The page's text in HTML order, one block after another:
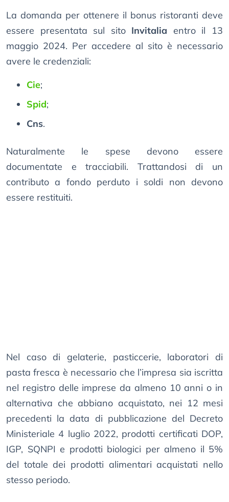
La domanda per ottenere il bonus ristoranti deve
essere presentata sul sito Invitalia entro il 13
maggio 2024. Per accedere al sito è necessario
avere le credenziali:
Cie;
Spid;
Cns.
Naturalmente le spese devono essere
documentate e tracciabili. Trattandosi di un
contributo a fondo perduto i soldi non devono
essere restituiti.
Nel caso di gelaterie, pasticcerie, laboratori di
pasta fresca è necessario che l’impresa sia iscritta
nel registro delle imprese da almeno 10 anni o in
alternativa che abbiano acquistato, nei 12 mesi
precedenti la data di pubblicazione del Decreto
Ministeriale 4 luglio 2022, prodotti certificati DOP,
IGP, SQNPI e prodotti biologici per almeno il 5%
del totale dei prodotti alimentari acquistati nello
stesso periodo.